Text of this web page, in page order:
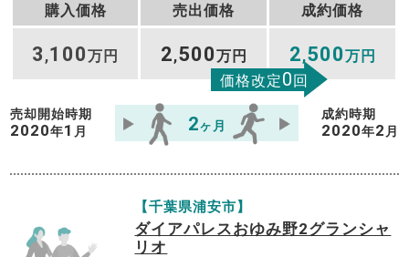
購入価格 売出価格 成約価格
3 ,100万円 2,500万円 2,500万円
価格改定0回
売却開始時期
2020年1 月 2ヶ月
成約時期
2020年2 月
【千葉県浦安市】
ダイアパレスおゆみ野2グランシャ
リオ